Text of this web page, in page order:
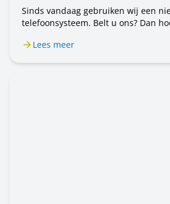
Sinds vandaag gebruiken wij een
telefoonsysteem. Belt u ons? Dan
nog steeds met Rijnhart Wonen.
Lees meer